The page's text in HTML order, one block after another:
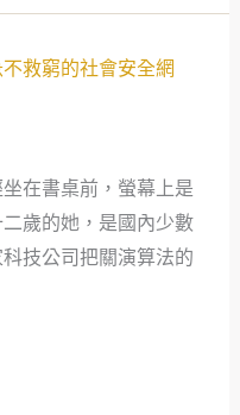
救窮的社會安全網
在書桌前，螢幕上是
歲的她，是國內少數
技公司把關演算法的